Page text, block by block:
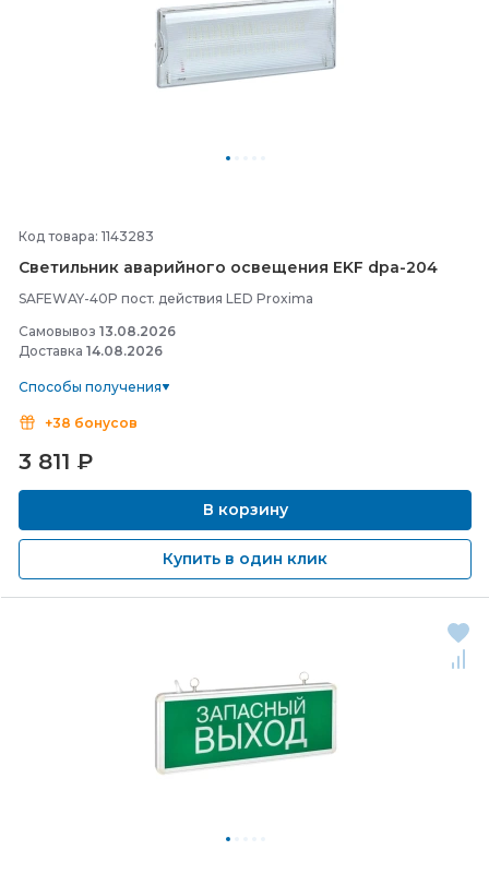
Код товара: 1143283
Светильник аварийного освещения EKF dpa-204
SAFEWAY-40P пост. действия LED Proxima
Самовывоз 13.08.2026
Доставка 14.08.2026
Способы получения
+38 бонусов
3 811 ₽
В корзину
Купить в один клик